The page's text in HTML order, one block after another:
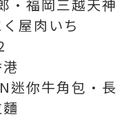
•福岡三越天神
屋肉いち
迷你牛角包•長